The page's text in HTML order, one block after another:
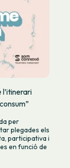
per
plegades els
participativa i
en funció de